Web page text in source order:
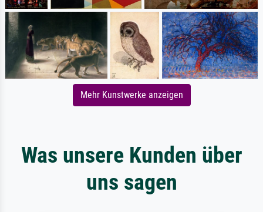
Mehr Kunstwerke anzeigen
Was unsere Kunden über
uns sagen